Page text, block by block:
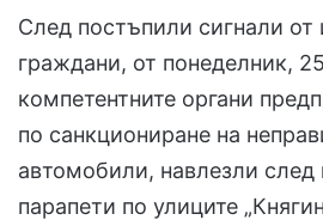
След постъпили сигнали от
граждани, от понеделник,
компетентните органи
по санкциониране на
автомобили, навлезли след
парапети по улиците